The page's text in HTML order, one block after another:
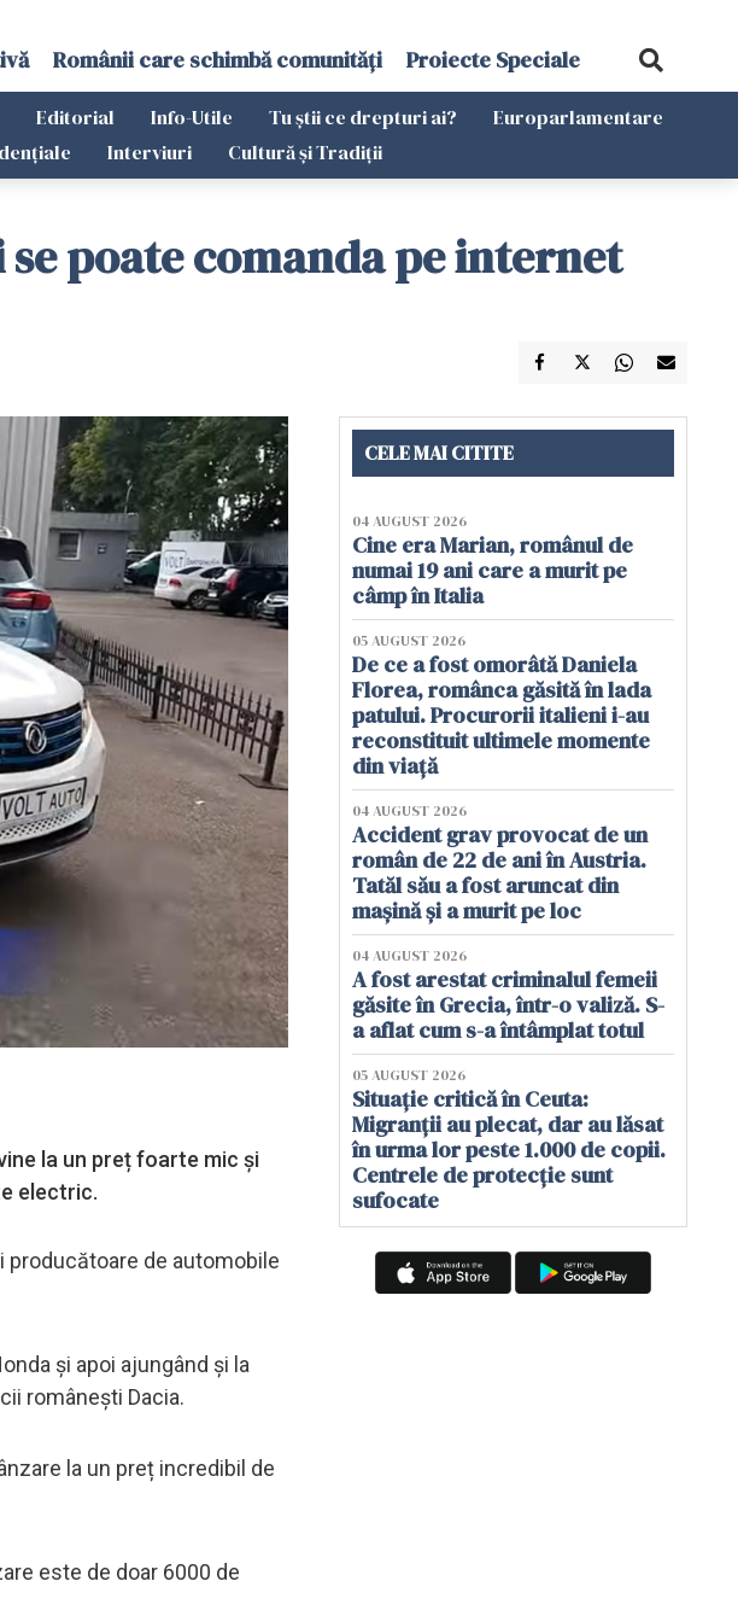
Românii care schimbă comunități Proiecte Speciale
Editorial Info-Utile Tu știi ce drepturi ai?
Europarlamentare
Interviuri Cultură și Tradiții
se poate comanda pe internet
la un preț foarte mic și
electric.
producătoare de automobile
și apoi ajungând și la
românești Dacia.
la un preț incredibil de
este de doar 6000 de
CELE MAI CITITE
04 AUGUST 2026
Cine era Marian, românul de
numai 19 ani care a murit pe
câmp în Italia
05 AUGUST 2026
De ce a fost omorâtă Daniela
Florea, românca găsită în lada
patului. Procurorii italieni i-au
reconstituit ultimele momente
din viață
04 AUGUST 2026
Accident grav provocat de un
român de 22 de ani în Austria.
Tatăl său a fost aruncat din
mașină și a murit pe loc
04 AUGUST 2026
A fost arestat criminalul femeii
găsite în Grecia, într-o valiză. S-
a aflat cum s-a întâmplat totul
05 AUGUST 2026
Situație critică în Ceuta:
Migranții au plecat, dar au lăsat
în urma lor peste 1.000 de copii.
Centrele de protecție sunt
sufocate